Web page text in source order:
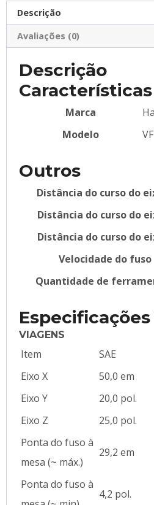
Descrição
Avaliações (0)
Descrição
Marca
Modelo
Outros
Distância do curso do
Distância do curso do
Distância do curso do
Velocidade do fuso
Quantidade de
VIAGENS
Item SAE
Eixo X
50,0 em
Eixo Y
20,0 pol.
Eixo Z
25,0 pol.
Ponta do fuso à
mesa (~ máx.)
29,2 em
Ponta do fuso à
4,2 pol.